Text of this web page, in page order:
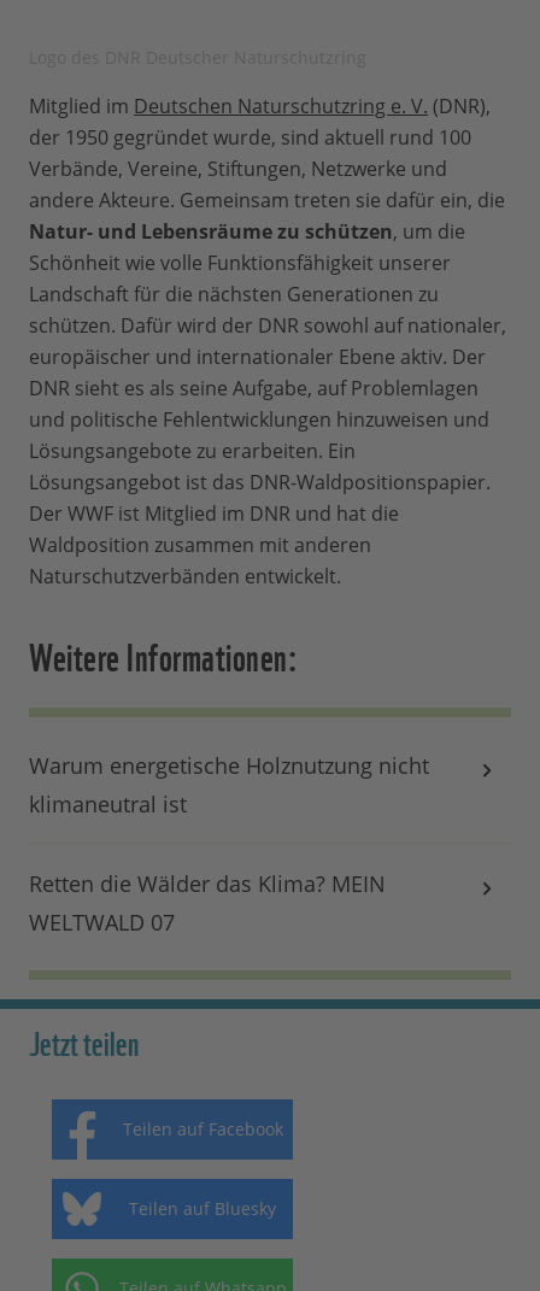
Mitglied im Deutschen Naturschutzring e. V. (DNR),
der 1950 gegründet wurde, sind aktuell rund 100
Verbände, Vereine, Stiftungen, Netzwerke und
andere Akteure. Gemeinsam treten sie dafür ein, die
Natur- und Lebensräume zu schützen, um die
Schönheit wie volle Funktionsfähigkeit unserer
Landschaft für die nächsten Generationen zu
schützen. Dafür wird der DNR sowohl auf nationaler,
europäischer und internationaler Ebene aktiv. Der
DNR sieht es als seine Aufgabe, auf Problemlagen
und politische Fehlentwicklungen hinzuweisen und
Lösungsangebote zu erarbeiten. Ein
Lösungsangebot ist das DNR-Waldpositionspapier.
Der WWF ist Mitglied im DNR und hat die
Waldposition zusammen mit anderen
Naturschutzverbänden entwickelt.
Weitere Informationen:
Warum energetische Holznutzung nicht
klimaneutral ist
Retten die Wälder das Klima? MEIN
WELTWALD 07
Jetzt teilen
Teilen auf Facebook
Teilen auf Bluesky